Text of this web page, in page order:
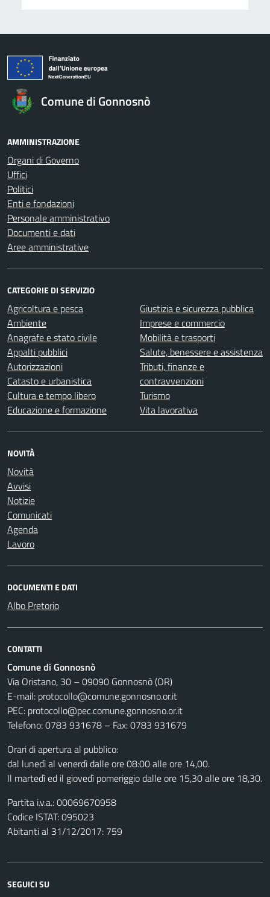
Comune di Gonnosnò
AMMINISTRAZIONE
Organi di Governo
Uffici
Politici
Enti e fondazioni
Personale amministrativo
Documenti e dati
Aree amministrative
CATEGORIE DI SERVIZIO
Agricoltura e pesca
Ambiente
Anagrafe e stato civile
Appalti pubblici
Autorizzazioni
Catasto e urbanistica
Cultura e tempo libero
Educazione e formazione
Giustizia e sicurezza pubblica
Imprese e commercio
Mobilità e trasporti
Salute, benessere e assistenza
Tributi, finanze e
contravvenzioni
Turismo
Vita lavorativa
NOVITÀ
Novità
Avvisi
Notizie
Comunicati
Agenda
Lavoro
DOCUMENTI E DATI
Albo Pretorio
CONTATTI
Comune di Gonnosnò
Via Oristano, 30 – 09090 Gonnosnò (OR)
E-mail: protocollo@comune.gonnosno.or.it
PEC: protocollo@pec.comune.gonnosno.or.it
Telefono: 0783 931678 – Fax: 0783 931679
Orari di apertura al pubblico:
dal lunedì al venerdì dalle ore 08:00 alle ore 14,00.
Il martedì ed il giovedì pomeriggio dalle ore 15,30 alle ore 18,30.
Partita i.v.a.: 00069670958
Codice ISTAT: 095023
Abitanti al 31/12/2017: 759
SEGUICI SU